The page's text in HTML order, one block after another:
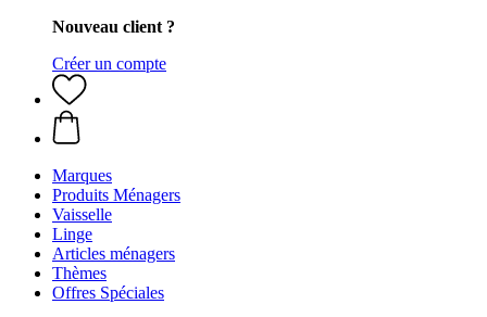
Nouveau client ?
Créer un compte
Marques
Produits Ménagers
Vaisselle
Linge
Articles ménagers
Thèmes
Offres Spéciales